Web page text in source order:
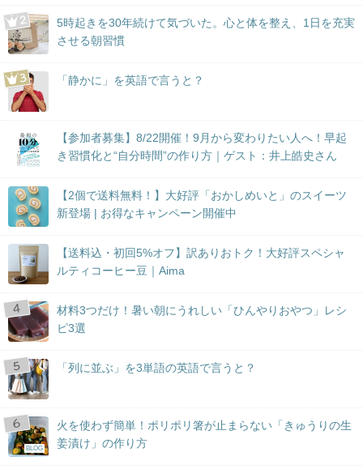
5時起きを30年続けて気づいた。心と体を整え、1日を充実
させる朝習慣
「静かに」を英語で言うと？
【参加者募集】8/22開催！9月から変わりたい人へ！早起
き習慣化と“自分時間”の作り方｜ゲスト：井上皓史さん
【2個で送料無料！】大好評「おかしめいと」のスイーツ
新登場 | お得なキャンペーン開催中
【送料込・初回5%オフ】訳ありおトク！大好評スペシャ
ルティコーヒー豆｜Aima
材料3つだけ！暑い朝にうれしい「ひんやりおやつ」レシ
ピ3選
「列に並ぶ」を3単語の英語で言うと？
BLOG
火を使わず簡単！ポリポリ箸が止まらない「きゅうりの生
姜漬け」の作り方